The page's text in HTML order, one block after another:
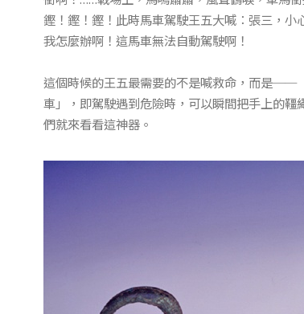
鏗！鏗！鏗！此時馬車駕駛王五大喊：張三，
我怎麼辦啊！這馬車無法自動駕駛啊！
這個時候的王五最需要的不是喊救命，而是──
車」，即駕駛遇到危險時，可以瞬間把手上的韁
們就來看看這神器。